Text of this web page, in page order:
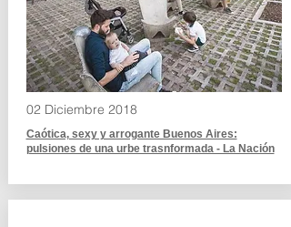
02 Diciembre 2018
Caótica, sexy y arrogante Buenos Aires:
pulsiones de una urbe trasnformada - La Nación